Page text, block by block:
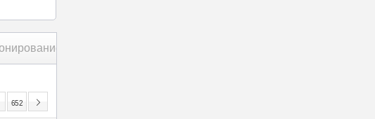
652